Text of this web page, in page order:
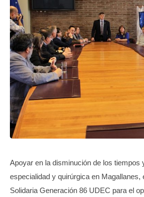
VIDEOS
GALERIA DE FOTOS
APP MÓVIL
TRANSPARENCIA
Apoyar en la disminución de los tiempos
especialidad y quirúrgica en
Solidaria Generación 86 UDEC para el